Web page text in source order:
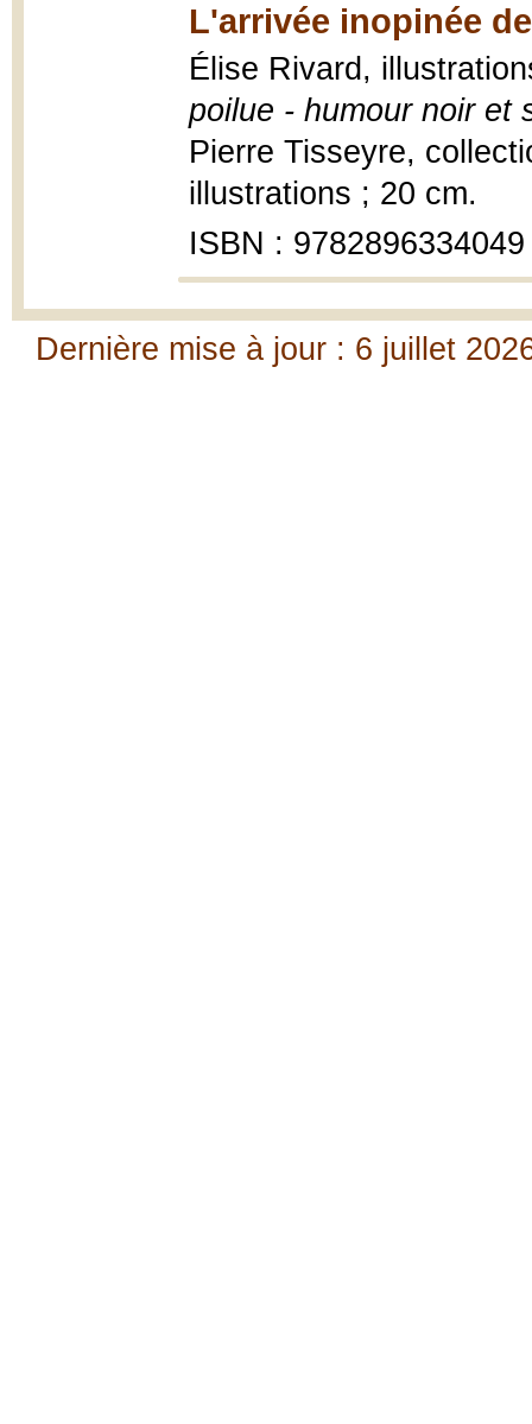
L'arrivée inopinée
Élise Rivard,
poilue - humour noir et
Pierre Tisseyre,
illustrations ; 20 cm.
ISBN : 9782896334049
Dernière mise à jour : 6 juillet